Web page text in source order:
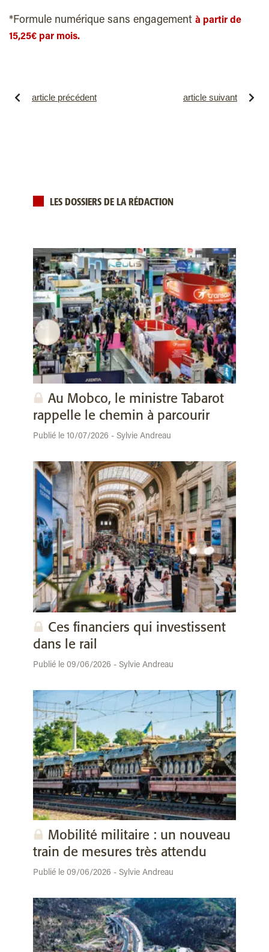
*Formule numérique sans engagement à partir de
15,25€ par mois.
article précédent article suivant
LES DOSSIERS DE LA RÉDACTION
Au Mobco, le ministre Tabarot
rappelle le chemin à parcourir
Publié le 10/07/2026 - Sylvie Andreau
Ces financiers qui investissent
dans le rail
Publié le 09/06/2026 - Sylvie Andreau
Mobilité militaire : un nouveau
train de mesures très attendu
Publié le 09/06/2026 - Sylvie Andreau